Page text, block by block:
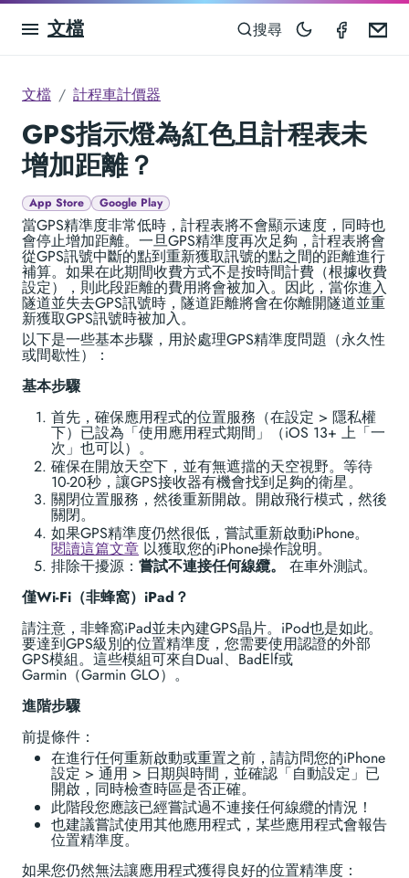
文檔 搜尋
文檔 計程車計價器
GPS指示燈為紅色且計程表未
增加距離？
App Store Google Play
當GPS精準度非常低時，計程表將不會顯示速度，同時也
會停止增加距離。一旦GPS精準度再次足夠，計程表將會
從GPS訊號中斷的點到重新獲取訊號的點之間的距離進行
補算。如果在此期間收費方式不是按時間計費（根據收費
設定），則此段距離的費用將會被加入。因此，當你進入
隧道並失去GPS訊號時，隧道距離將會在你離開隧道並重
新獲取GPS訊號時被加入。
以下是一些基本步驟，用於處理GPS精準度問題（永久性
或間歇性）：
基本步驟
首先，確保應用程式的位置服務（在設定 > 隱私權
下）已設為「使用應用程式期間」（iOS 13+ 上「一
次」也可以）。
確保在開放天空下，並有無遮擋的天空視野。等待
10-20秒，讓GPS接收器有機會找到足夠的衛星。
關閉位置服務，然後重新開啟。開啟飛行模式，然後
關閉。
如果GPS精準度仍然很低，嘗試重新啟動iPhone。
閱讀這篇文章 以獲取您的iPhone操作說明。
排除干擾源： 嘗試不連接任何線纜。
在車外測試。
僅Wi-Fi（非蜂窩）iPad？
請注意，非蜂窩iPad並未內建GPS晶片。iPod也是如此。
要達到GPS級別的位置精準度，您需要使用認證的外部
GPS模組。這些模組可來自Dual、BadElf或
Garmin（Garmin GLO）。
進階步驟
前提條件：
在進行任何重新啟動或重置之前，請訪問您的iPhone
設定 > 通用 > 日期與時間，並確認「自動設定」已
開啟，同時檢查時區是否正確。
此階段您應該已經嘗試過不連接任何線纜的情況！
也建議嘗試使用其他應用程式，某些應用程式會報告
位置精準度。
如果您仍然無法讓應用程式獲得良好的位置精準度：